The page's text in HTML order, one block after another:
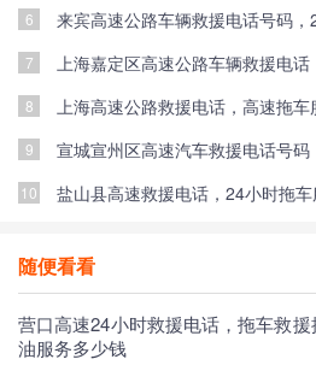
6
7
8 上海高速公路救援电话，高速拖
9
10 盐山县高速救援电话，24小时拖
随便看看
营口高速24小时救援电话，拖车救
油服务多少钱